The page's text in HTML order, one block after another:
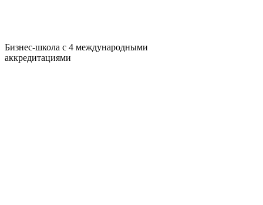
Бизнес-школа с 4 международными
аккредитациями